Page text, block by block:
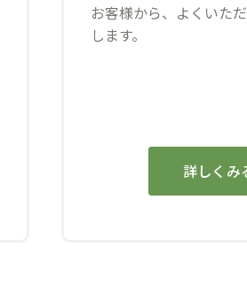
お客様から、よくいた
します。
詳しくみ